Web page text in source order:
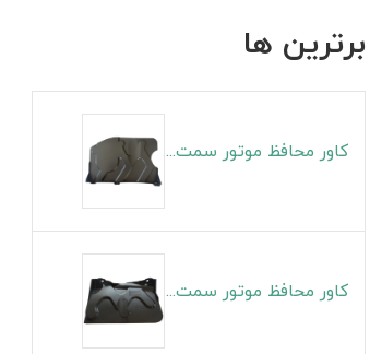
برترین ها
کاور محافظ موتور سمت راست S5
کاور محافظ موتور سمت چپ S5